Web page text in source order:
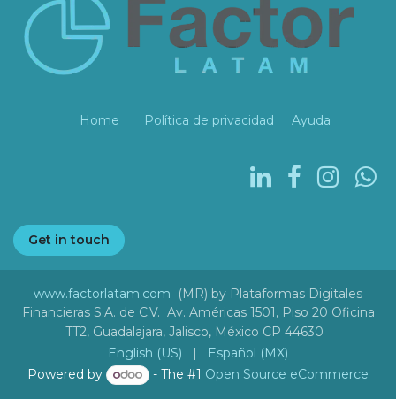
Home Política de privacidad Ayuda
Get in touch
www.factorlatam.com (MR) by Plataformas Digitales
Financieras S.A. de C.V. Av. Américas 1501, Piso 20 Oficina
TT2, Guadalajara, Jalisco, México CP 44630
English (US)
|
Español (MX)
Powered by
- The #1 Open Source eCommerce